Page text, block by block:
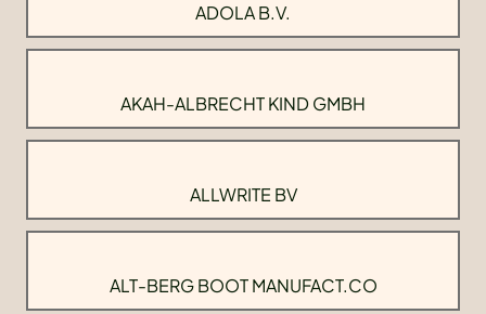
ADOLA B.V.
AKAH-ALBRECHT KIND GMBH
ALLWRITE BV
ALT-BERG BOOT MANUFACT.CO